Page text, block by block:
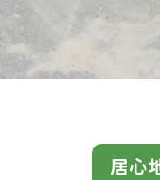
居心